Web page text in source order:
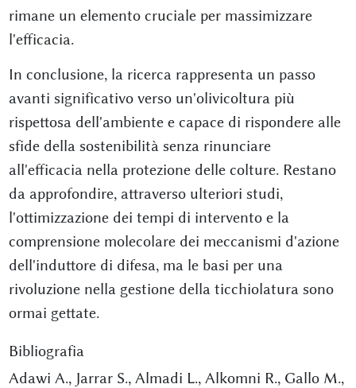
rimane un elemento cruciale per massimizzare
l'efficacia.
In conclusione, la ricerca rappresenta un passo
avanti significativo verso un'olivicoltura più
rispettosa dell'ambiente e capace di rispondere alle
sfide della sostenibilità senza rinunciare
all'efficacia nella protezione delle colture. Restano
da approfondire, attraverso ulteriori studi,
l'ottimizzazione dei tempi di intervento e la
comprensione molecolare dei meccanismi d'azione
dell'induttore di difesa, ma le basi per una
rivoluzione nella gestione della ticchiolatura sono
ormai gettate.
Bibliografia
Adawi A., Jarrar S., Almadi L., Alkomni R., Gallo M.,